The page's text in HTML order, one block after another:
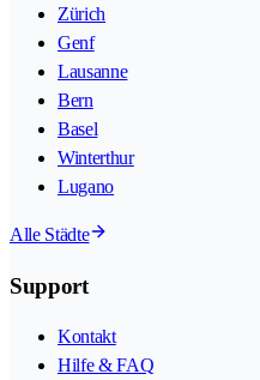
Zürich
Genf
Lausanne
Bern
Basel
Winterthur
Lugano
Alle Städte
Support
Kontakt
Hilfe & FAQ